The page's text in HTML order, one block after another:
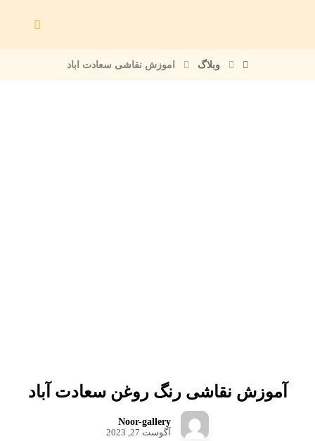
وبلاگ اموزش نقاشی سعادت اباد
آموزش نقاشی رنگ روغن سعادت آباد
Noor-gallery
آگوست 27, 2023